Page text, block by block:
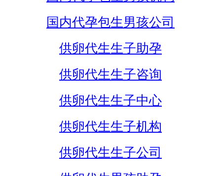
国内代孕包生男孩公司
供卵代生生子助孕
供卵代生生子咨询
供卵代生生子中心
供卵代生生子机构
供卵代生生子公司